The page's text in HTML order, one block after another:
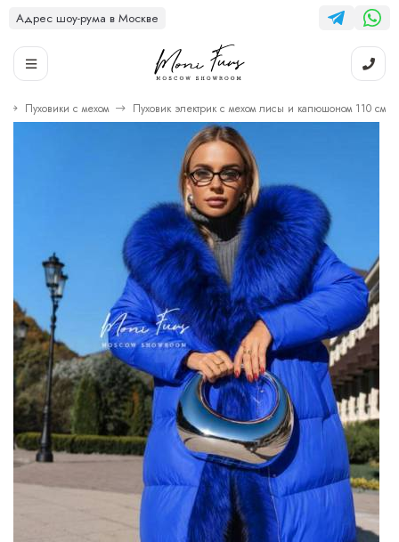
Адрес шоу-рума в Москве
Пуховики с мехом Пуховик электрик с мехом лисы и капюшоном 110 см